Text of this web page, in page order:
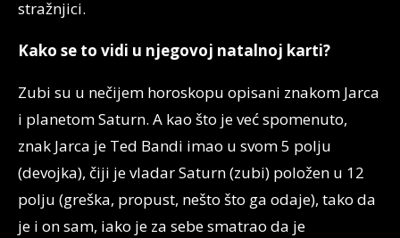
stražnjici.
Kako se to vidi u njegovoj natalnoj karti?
Zubi su u nečijem horoskopu opisani znakom Jarca
i planetom Saturn. A kao što je već spomenuto,
znak Jarca je Ted Bandi imao u svom 5 polju
(devojka), čiji je vladar Saturn (zubi) položen u 12
polju (greška, propust, nešto što ga odaje), tako da
je i on sam, iako je za sebe smatrao da je